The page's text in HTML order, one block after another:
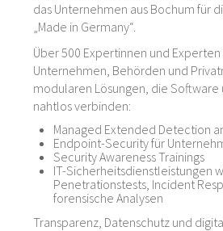
das Unternehmen aus Bochum für
„Made in Germany“.
Über 500 Expertinnen und
Unternehmen, Behörden und
modularen Lösungen, die Software
nahtlos verbinden:
Managed Extended Detection
Endpoint-Security für
Security Awareness Trainings
IT-Sicherheitsdienstleistungen
Penetrationstests, Incident
forensische Analysen
Transparenz, Datenschutz und